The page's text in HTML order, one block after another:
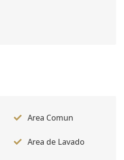
Area Comun
Area de Lavado